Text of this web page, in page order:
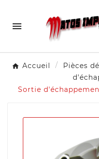

Accueil Pièces
Sortie